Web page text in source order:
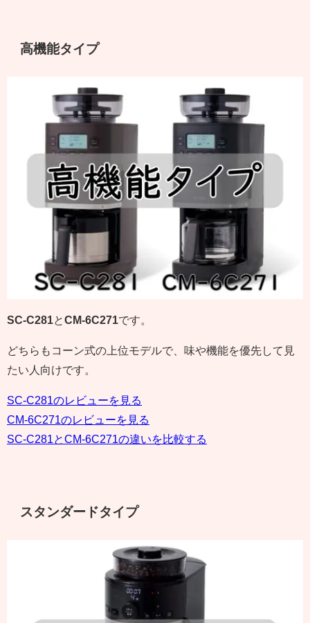
高機能タイプ
SC-C281 とCM-6C271 です。
どちらもコーン式の上位モデルで、味や機能を優先して見
たい人向けです。
SC-C281のレビューを見る
CM-6C271のレビューを見る
SC-C281とCM-6C271の違いを比較する
スタンダードタイプ